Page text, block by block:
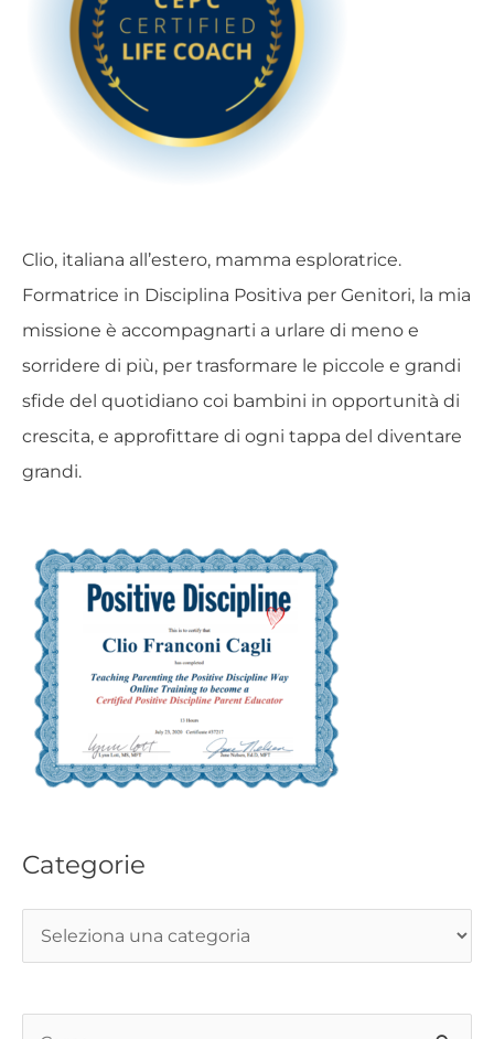
Clio, italiana all’estero, mamma esploratrice.
Formatrice in Disciplina Positiva per Genitori, la mia
missione è accompagnarti a urlare di meno e
sorridere di più, per trasformare le piccole e grandi
sfide del quotidiano coi bambini in opportunità di
crescita, e approfittare di ogni tappa del diventare
grandi.
Categorie